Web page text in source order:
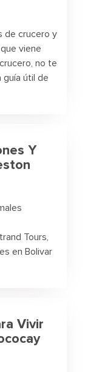
de crucero y
viene
no te
guía útil de
Y
Tours,
en Bolivar
Vivir